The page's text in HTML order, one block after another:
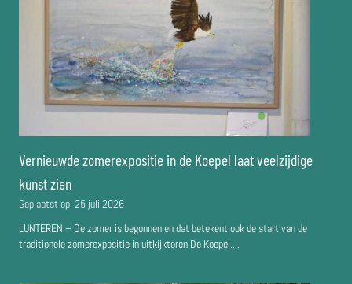
Vernieuwde zomerexpositie in de Koepel laat veelzijdige
kunst zien
Geplaatst op: 25 juli 2026
LUNTEREN – De zomer is begonnen en dat betekent ook de start van de
traditionele zomerexpositie in uitkijktoren De Koepel....